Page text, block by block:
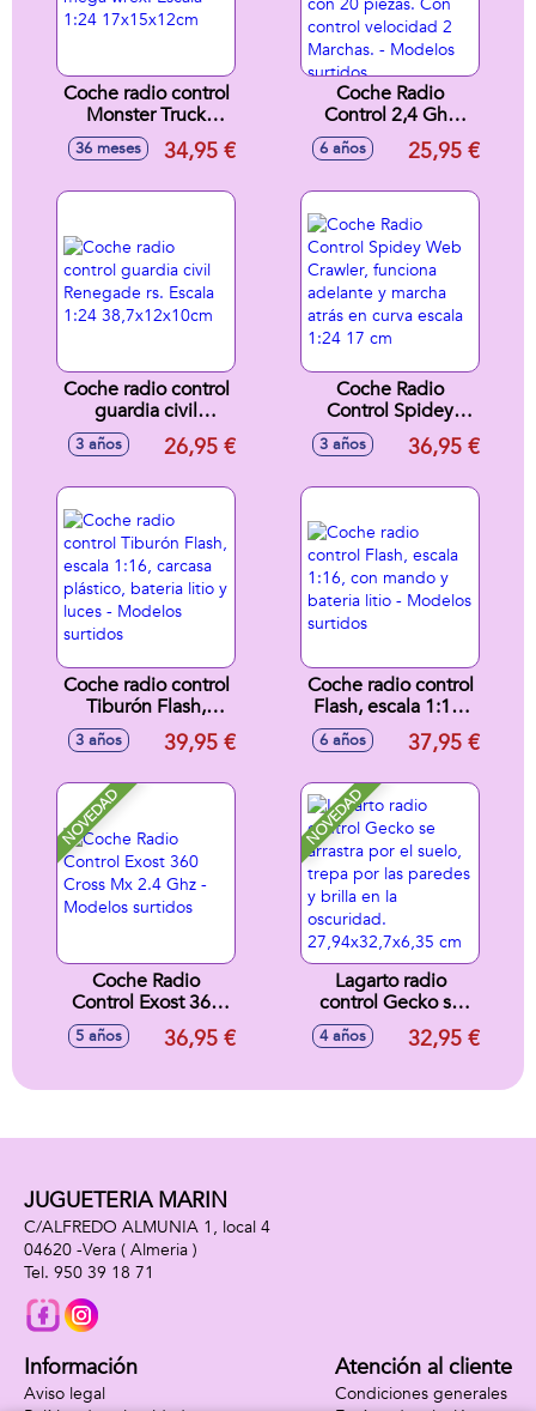
Coche radio control
Monster Truck
mega wrex. Escala
1:24 17x15x12cm
36 meses 34,95 €
Coche Radio
Control 2,4 Ghz
Build 2 Drive. Crea
y construye tu
piezas. Con control
velocidad 2
Marchas. - Modelos
surtidos
6 años 25,95 €
Coche radio control
guardia civil
Renegade rs.
Escala 1:24
3 años 26,95 €
Coche Radio
Control Spidey
Web Crawler,
funciona adelante y
3 años 36,95 €
Coche radio control
Tiburón Flash,
escala 1:16, carcasa
plástico, bateria
Modelos surtidos
3 años 39,95 €
Coche radio control
Flash, escala 1:16,
con mando y
bateria litio -
6 años 37,95 €
NOVEDAD
Coche Radio
Control Exost 360
Cross Mx 2.4 Ghz -
Modelos surtidos
5 años 36,95 €
NOVEDAD
Lagarto radio
control Gecko se
arrastra por el
suelo, trepa por las
la oscuridad.
cm
4 años 32,95 €
JUGUETERIA MARIN
C/ALFREDO ALMUNIA 1, local 4
04620 -Vera ( Almeria )
950 39 18 71
Información
Aviso legal
Atención al cliente
Condiciones generales